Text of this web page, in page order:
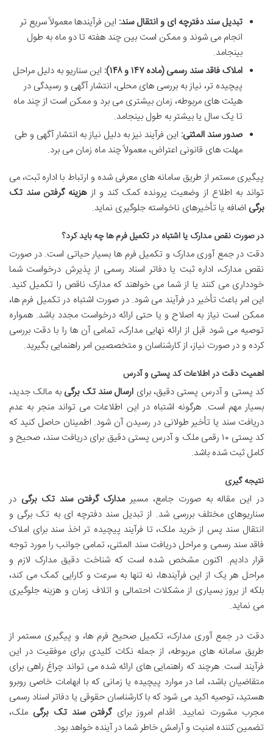
تبدیل سند دفترچه ای و انتقال سند: این فرآیندها معمولاً سریع تر
انجام می شوند و ممکن است بین چند هفته تا دو ماه به طول
بینجامد.
املاک فاقد سند رسمی (ماده ۱۴۷ و ۱۴۸):
این سناریو به دلیل مراحل
پیچیده تر، نیاز به بررسی های محلی، انتشار آگهی و رسیدگی در
هیئت های مربوطه، زمان بیشتری می برد و ممکن است از چند ماه
تا یک سال یا بیشتر به طول بینجامد.
صدور سند المثنی: این فرآیند نیز به دلیل نیاز به انتشار آگهی و طی
مهلت های قانونی اعتراض، معمولاً چند ماه زمان می برد.
پیگیری مستمر از طریق سامانه های معرفی شده و ارتباط با اداره ثبت، می
تواند به اطلاع از وضعیت پرونده کمک کند و ازهزینه گرفتن سند تک
برگی اضافه یا تأخیرهای ناخواسته جلوگیری نماید.
در صورت نقص مدارک یا اشتباه در تکمیل فرم ها چه باید کرد؟
دقت در جمع آوری مدارک و تکمیل فرم ها بسیار حیاتی است. در صورت
نقص مدارک، اداره ثبت یا دفاتر اسناد رسمی از پذیرش درخواست شما
خودداری می کنند یا از شما می خواهند که مدارک ناقص را تکمیل کنید.
این امر باعث تأخیر در فرآیند می شود. در صورت اشتباه در تکمیل فرم ها،
ممکن است نیاز به اصلاح و یا حتی ارائه درخواست مجدد باشد. همواره
توصیه می شود قبل از ارائه نهایی مدارک، تمامی آن ها را با دقت بررسی
کرده و در صورت نیاز، از کارشناسان و متخصصین امر راهنمایی بگیرید.
اهمیت دقت در اطلاعات کد پستی و آدرس
کد پستی و آدرس پستی دقیق، برای ارسال سند تک برگی به مالک جدید،
بسیار مهم است. هرگونه اشتباه در این اطلاعات می تواند منجر به عدم
دریافت سند یا تأخیر طولانی در رسیدن آن شود. اطمینان حاصل کنید که
کد پستی ۱۰ رقمی ملک و آدرس پستی دقیق برای دریافت سند، صحیح و
کامل ثبت شده باشد.
نتیجه گیری
در این مقاله به صورت جامع، مسیرمدارک گرفتن سند تک برگی در
سناریوهای مختلف بررسی شد. از تبدیل سند دفترچه ای به تک برگی و
انتقال سند پس از خرید ملک، تا فرآیند پیچیده تر اخذ سند برای املاک
فاقد سند رسمی و مراحل دریافت سند المثنی، تمامی جوانب را مورد توجه
قرار دادیم. اکنون مشخص شده است که شناخت دقیق مدارک لازم و
مراحل هر یک از این فرآیندها، نه تنها به سرعت و کارایی کمک می کند،
بلکه از بروز بسیاری از مشکلات احتمالی و اتلاف زمان و هزینه جلوگیری
می نماید.
دقت در جمع آوری مدارک، تکمیل صحیح فرم ها، و پیگیری مستمر از
طریق سامانه های مربوطه، از جمله نکات کلیدی برای موفقیت در این
فرآیند است. هرچند که راهنمایی های ارائه شده می تواند چراغ راهی برای
متقاضیان باشد، اما در موارد پیچیده یا زمانی که با ابهامات خاصی روبرو
هستید، توصیه اکید می شود که با کارشناسان حقوقی یا دفاتر اسناد رسمی
مجرب مشورت نمایید. اقدام امروز برایگرفتن سند تک برگی ملک،
تضمین کننده امنیت و آرامش خاطر شما در آینده خواهد بود.